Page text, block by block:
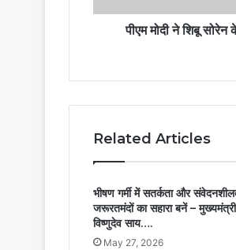
पीएम मोदी ने शिबू
Related Articles
भीषण गर्मी में सतर्कता और
जरूरतमंदों का सहारा बनें – मुख्यमंत्री
विष्णुदेव साय….
May 27, 2026